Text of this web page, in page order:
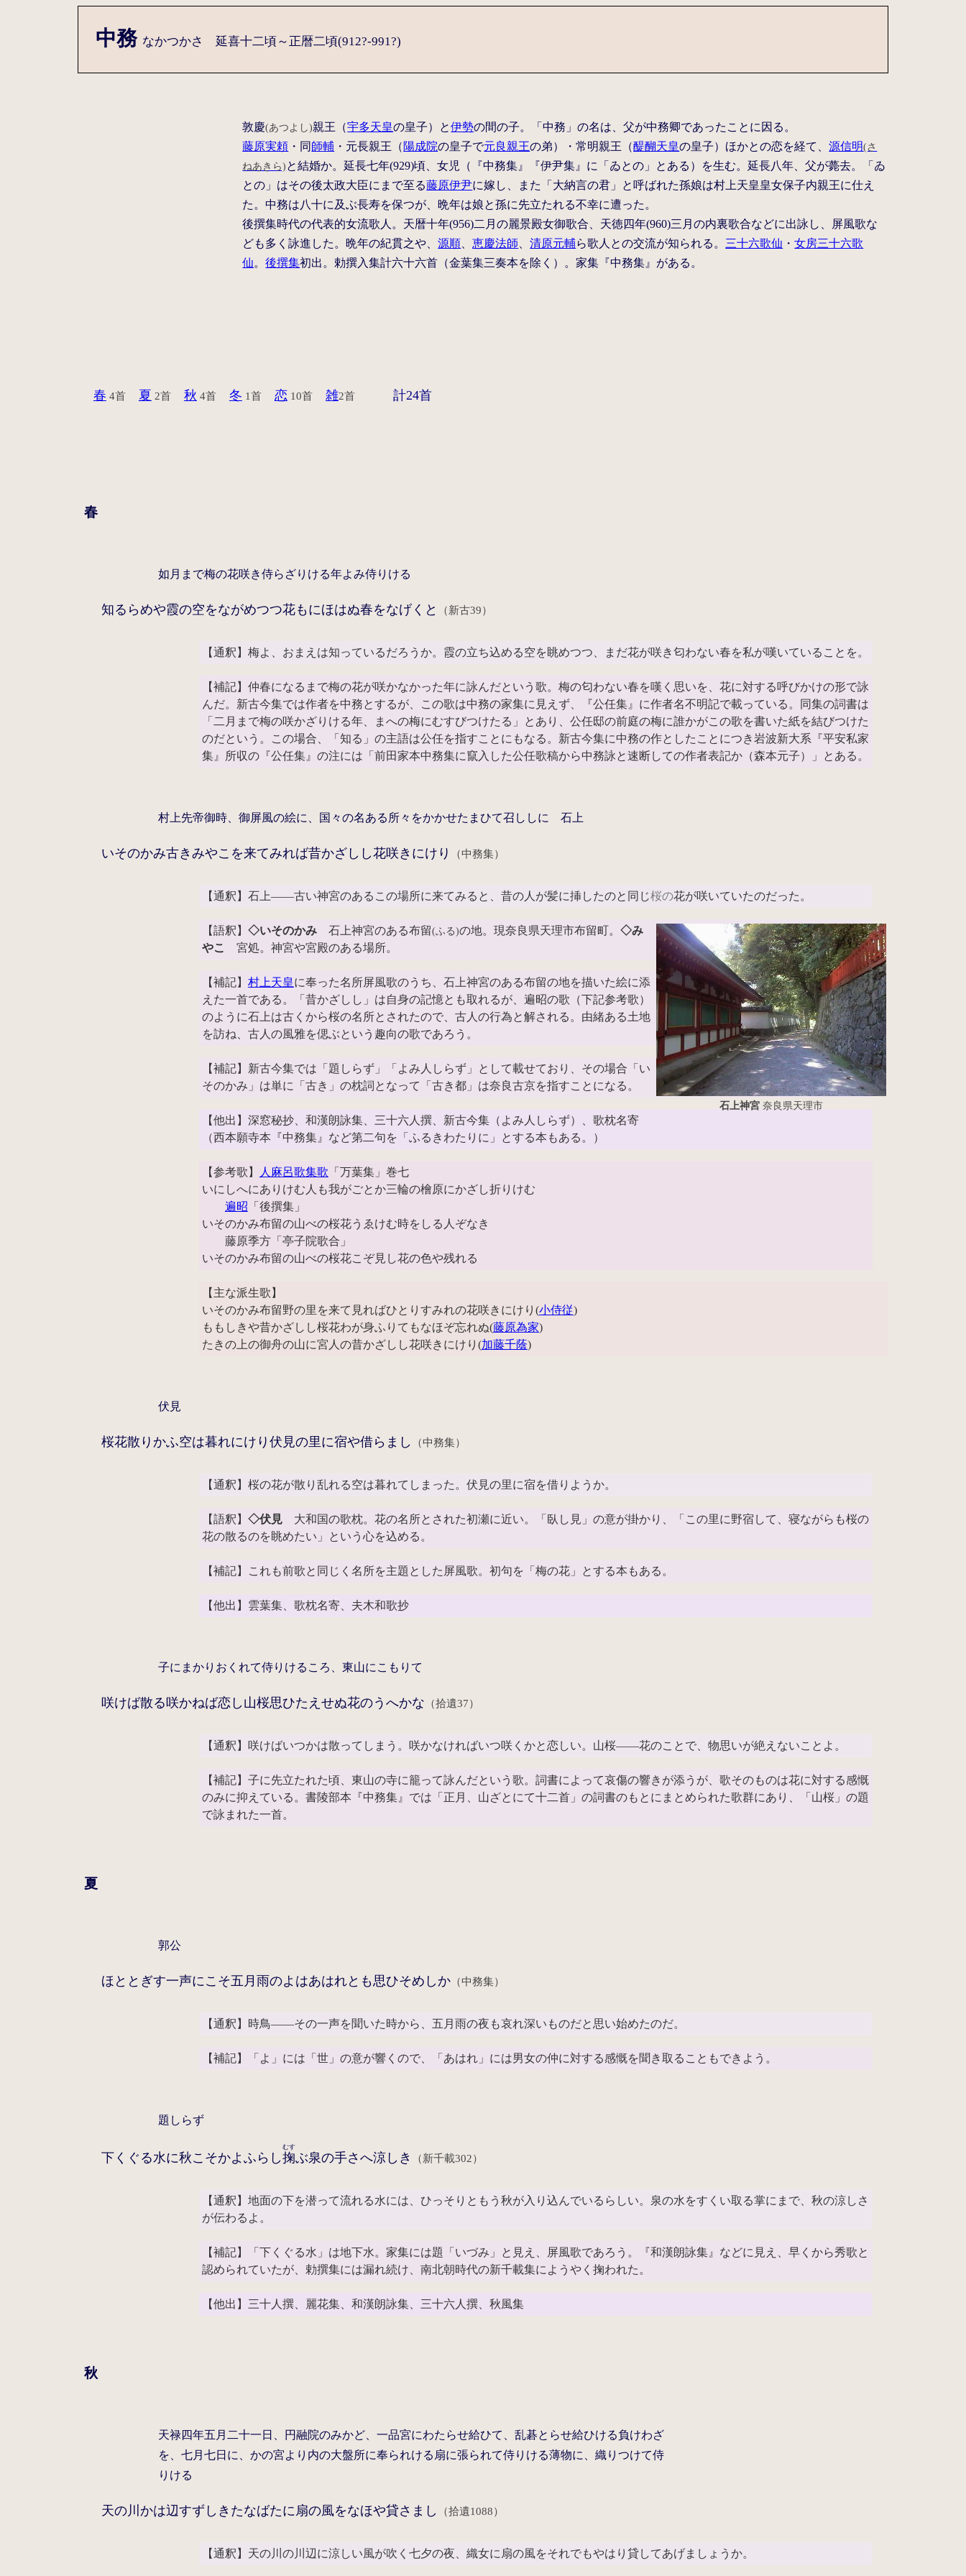
中務 なかつかさ 延喜十二頃～正暦二頃(912?-991?)
敦慶(あつよし)親王（宇多天皇の皇子）と伊勢の間の子。「中務」の名は、父が中務卿であったことに因る。
藤原実頼 ・同 師輔 ・元長親王（ 陽成院の皇子で元良親王の弟）・常明親王（醍醐天皇の皇子）ほかとの恋を経て、源信明(さ
ねあきら) と結婚か。延長七年(929)頃、女児（『中務集』『伊尹集』に「ゐとの」とある）を生む。延長八年、父が薨去。「ゐ
との」はその後太政大臣にまで至る藤原伊尹に嫁し、また「大納言の君」と呼ばれた孫娘は村上天皇皇女保子内親王に仕え
た。中務は八十に及ぶ長寿を保つが、晩年は娘と孫に先立たれる不幸に遭った。
後撰集時代の代表的女流歌人。天暦十年(956)二月の麗景殿女御歌合、天徳四年(960)三月の内裏歌合などに出詠し、屏風歌な
ども多く詠進した。晩年の紀貫之や、源順 、恵慶法師 、清原元輔ら歌人との交流が知られる。 三十六歌仙 ・女房三十六歌
仙。後撰集初出。勅撰入集計六十六首（金葉集三奏本を除く）。家集『中務集』がある。
春 4首 夏 2首 秋 4首 冬 1首 恋 10首 雑2首 計24首
春
如月まで梅の花咲き侍らざりける年よみ侍りける
知るらめや霞の空をながめつつ花もにほはぬ春をなげくと （新古39）
【通釈】梅よ、おまえは知っているだろうか。霞の立ち込める空を眺めつつ、まだ花が咲き匂わない春を私が嘆いていることを。
【補記】仲春になるまで梅の花が咲かなかった年に詠んだという歌。梅の匂わない春を嘆く思いを、花に対する呼びかけの形で詠
んだ。新古今集では作者を中務とするが、この歌は中務の家集に見えず、『公任集』に作者名不明記で載っている。同集の詞書は
「二月まで梅の咲かざりける年、まへの梅にむすびつけたる」とあり、公任邸の前庭の梅に誰かがこの歌を書いた紙を結びつけた
のだという。この場合、「知る」の主語は公任を指すことにもなる。新古今集に中務の作としたことにつき岩波新大系『平安私家
集』所収の『公任集』の注には「前田家本中務集に竄入した公任歌稿から中務詠と速断しての作者表記か（森本元子）」とある。
村上先帝御時、御屏風の絵に、国々の名ある所々をかかせたまひて召ししに 石上
いそのかみ古きみやこを来てみれば昔かざしし花咲きにけり （中務集）
【通釈】石上――古い神宮のあるこの場所に来てみると、昔の人が髪に挿したのと同じ桜の花が咲いていたのだった。
石上神宮 奈良県天理市
【語釈】 ◇いそのかみ石上神宮のある布留(ふる)の地。現奈良県天理市布留町。 ◇み
やこ
宮処。神宮や宮殿のある場所。
【補記】 村上天皇に奉った名所屏風歌のうち、石上神宮のある布留の地を描いた絵に添
えた一首である。「昔かざしし」は自身の記憶とも取れるが、遍昭の歌（下記参考歌）
のように石上は古くから桜の名所とされたので、古人の行為と解される。由緒ある土地
を訪ね、古人の風雅を偲ぶという趣向の歌であろう。
【補記】新古今集では「題しらず」「よみ人しらず」として載せており、その場合「い
そのかみ」は単に「古き」の枕詞となって「古き都」は奈良古京を指すことになる。
【他出】深窓秘抄、和漢朗詠集、三十六人撰、新古今集（よみ人しらず）、歌枕名寄
（西本願寺本『中務集』など第二句を「ふるきわたりに」とする本もある。）
【参考歌】 人麻呂歌集歌 「万葉集」巻七
いにしへにありけむ人も我がごとか三輪の檜原にかざし折りけむ
遍昭 「後撰集」
いそのかみ布留の山べの桜花うゑけむ時をしる人ぞなき
藤原季方「亭子院歌合」
いそのかみ布留の山べの桜花こぞ見し花の色や残れる
【主な派生歌】
いそのかみ布留野の里を来て見ればひとりすみれの花咲きにけり(小侍従)
ももしきや昔かざしし桜花わが身ふりてもなほぞ忘れぬ(藤原為家)
たきの上の御舟の山に宮人の昔かざしし花咲きにけり(加藤千蔭)
伏見
桜花散りかふ空は暮れにけり伏見の里に宿や借らまし （中務集）
【通釈】桜の花が散り乱れる空は暮れてしまった。伏見の里に宿を借りようか。
【語釈】 ◇伏見大和国の歌枕。花の名所とされた初瀬に近い。「臥し見」の意が掛かり、「この里に野宿して、寝ながらも桜の
花の散るのを眺めたい」という心を込める。
【補記】これも前歌と同じく名所を主題とした屏風歌。初句を「梅の花」とする本もある。
【他出】雲葉集、歌枕名寄、夫木和歌抄
子にまかりおくれて侍りけるころ、東山にこもりて
咲けば散る咲かねば恋し山桜思ひたえせぬ花のうへかな （拾遺37）
【通釈】咲けばいつかは散ってしまう。咲かなければいつ咲くかと恋しい。山桜――花のことで、物思いが絶えないことよ。
【補記】子に先立たれた頃、東山の寺に籠って詠んだという歌。詞書によって哀傷の響きが添うが、歌そのものは花に対する感慨
のみに抑えている。書陵部本『中務集』では「正月、山ざとにて十二首」の詞書のもとにまとめられた歌群にあり、「山桜」の題
で詠まれた一首。
夏
郭公
ほととぎす一声にこそ五月雨のよはあはれとも思ひそめしか （中務集）
【通釈】時鳥――その一声を聞いた時から、五月雨の夜も哀れ深いものだと思い始めたのだ。
【補記】「よ」には「世」の意が響くので、「あはれ」には男女の仲に対する感慨を聞き取ることもできよう。
題しらず
下くぐる水に秋こそかよふらし掬
むす
ぶ泉の手さへ涼しき （新千載302）
【通釈】地面の下を潜って流れる水には、ひっそりともう秋が入り込んでいるらしい。泉の水をすくい取る掌にまで、秋の涼しさ
が伝わるよ。
【補記】「下くぐる水」は地下水。家集には題「いづみ」と見え、屏風歌であろう。『和漢朗詠集』などに見え、早くから秀歌と
認められていたが、勅撰集には漏れ続け、南北朝時代の新千載集にようやく掬われた。
【他出】三十人撰、麗花集、和漢朗詠集、三十六人撰、秋風集
秋
天禄四年五月二十一日、円融院のみかど、一品宮にわたらせ給ひて、乱碁とらせ給ひける負けわざ
を、七月七日に、かの宮より内の大盤所に奉られける扇に張られて侍りける薄物に、織りつけて侍
りける
天の川かは辺すずしきたなばたに扇の風をなほや貸さまし （拾遺1088）
【通釈】天の川の川辺に涼しい風が吹く七夕の夜、織女に扇の風をそれでもやはり貸してあげましょうか。